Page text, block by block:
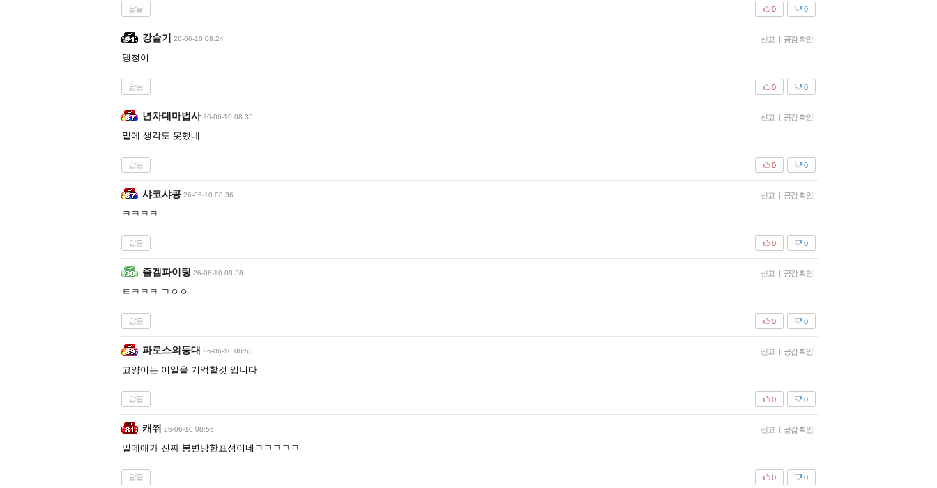
답글 0
0
강슬기 26-06-10 08:24 신고 | 공감 확인
댕청이
답글 0
0
년차대마법사 26-06-10 08:35 신고 | 공감 확인
밑에 생각도 못했네
답글 0
0
샤코샤콩 26-06-10 08:36 신고 | 공감 확인
ㅋㅋㅋㅋ
답글 0
0
즐겜파이팅 26-06-10 08:38 신고 | 공감 확인
ㅌㅋㅋㅋ ㄱㅇㅇ
답글 0
0
파로스의등대 26-06-10 08:53 신고 | 공감 확인
고양이는 이일을 기억할것 입니다
답글 0
0
캐쮜 26-06-10 08:56 신고 | 공감 확인
밑에애가 진짜 봉변당한표정이네ㅋㅋㅋㅋㅋ
답글 0
0